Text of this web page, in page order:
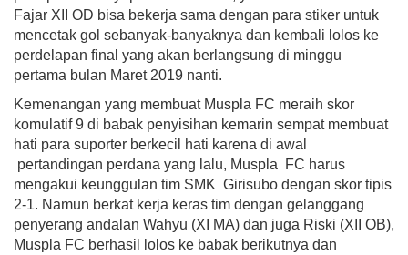
Fajar XII OD bisa bekerja sama dengan para stiker untuk
mencetak gol sebanyak-banyaknya dan kembali lolos ke
perdelapan final yang akan berlangsung di minggu
pertama bulan Maret 2019 nanti.
Kemenangan yang membuat Muspla FC meraih skor
komulatif 9 di babak penyisihan kemarin sempat membuat
hati para suporter berkecil hati karena di awal
pertandingan perdana yang lalu, Muspla FC harus
mengakui keunggulan tim SMK Girisubo dengan skor tipis
2-1. Namun berkat kerja keras tim dengan gelanggang
penyerang andalan Wahyu (XI MA) dan juga Riski (XII OB),
Muspla FC berhasil lolos ke babak berikutnya dan